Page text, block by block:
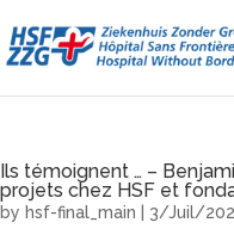
Ils témoignent … –
projets chez HSF et
by hsf-final_main 3/Juil/